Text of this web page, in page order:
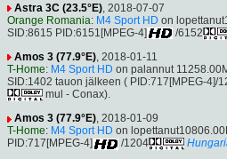
Astra 3C (23.5°E) , 2018-07-07
Orange Romania: M4 Sport HD on
SID:8615 PID:6151[MPEG-4]
/6152
Amos 3 (77.9°E) , 2018-01-11
T-Home: M4 Sport HD on palannut
SID:1402 tauon jälkeen ( PID:717[MPEG-4]/
mul - Conax).
Amos 3 (77.9°E), 2018-01-09
T-Home: M4 Sport HD on
PID:717[MPEG-4]
/1204